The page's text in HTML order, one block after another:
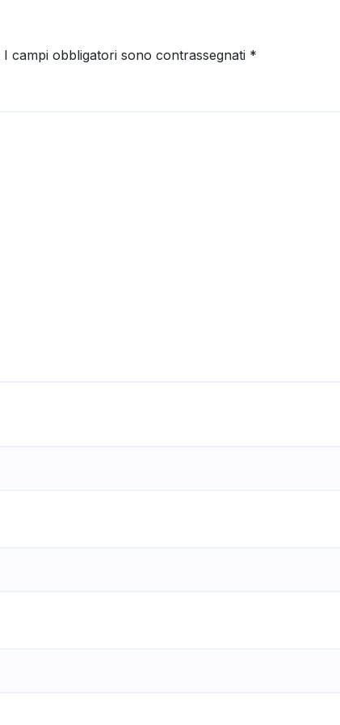
I campi obbligatori sono contrassegnati *